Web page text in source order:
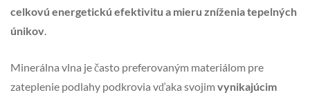
celkovú energetickú efektivitu a mieru zníženia tepelných
únikov.
Minerálna vlna je často preferovaným materiálom pre
zateplenie podlahy podkrovia vďaka svojim vynikajúcim